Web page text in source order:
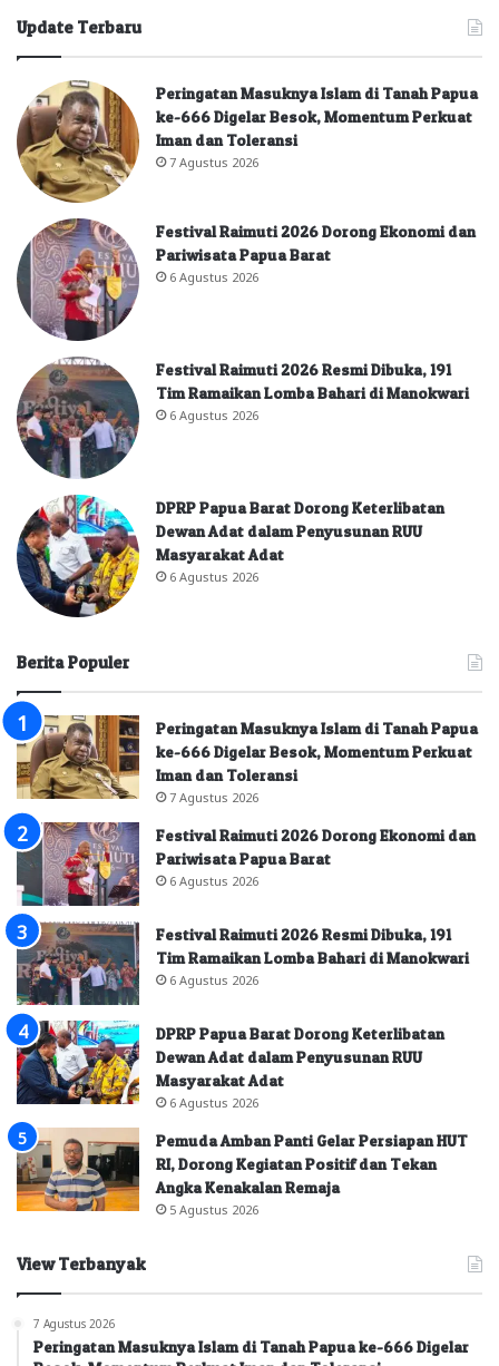
Update Terbaru
Peringatan Masuknya Islam di Tanah Papua
ke-666 Digelar Besok, Momentum Perkuat
Iman dan Toleransi
7 Agustus 2026
Festival Raimuti 2026 Dorong Ekonomi dan
Pariwisata Papua Barat
6 Agustus 2026
Festival Raimuti 2026 Resmi Dibuka, 191
Tim Ramaikan Lomba Bahari di Manokwari
6 Agustus 2026
DPRP Papua Barat Dorong Keterlibatan
Dewan Adat dalam Penyusunan RUU
Masyarakat Adat
6 Agustus 2026
Berita Populer
Peringatan Masuknya Islam di Tanah Papua
ke-666 Digelar Besok, Momentum Perkuat
Iman dan Toleransi
7 Agustus 2026
Festival Raimuti 2026 Dorong Ekonomi dan
Pariwisata Papua Barat
6 Agustus 2026
Festival Raimuti 2026 Resmi Dibuka, 191
Tim Ramaikan Lomba Bahari di Manokwari
6 Agustus 2026
DPRP Papua Barat Dorong Keterlibatan
Dewan Adat dalam Penyusunan RUU
Masyarakat Adat
6 Agustus 2026
Pemuda Amban Panti Gelar Persiapan HUT
RI, Dorong Kegiatan Positif dan Tekan
Angka Kenakalan Remaja
5 Agustus 2026
View Terbanyak
7 Agustus 2026
Peringatan Masuknya Islam di Tanah Papua ke-666 Digelar